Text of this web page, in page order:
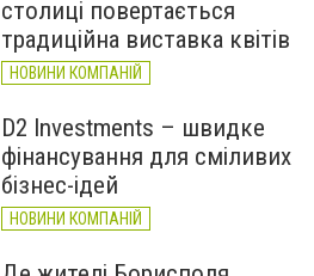
столиці повертається
традиційна виставка квітів
НОВИНИ КОМПАНІЙ
D2 Investments – швидке
фінансування для сміливих
бізнес-ідей
НОВИНИ КОМПАНІЙ